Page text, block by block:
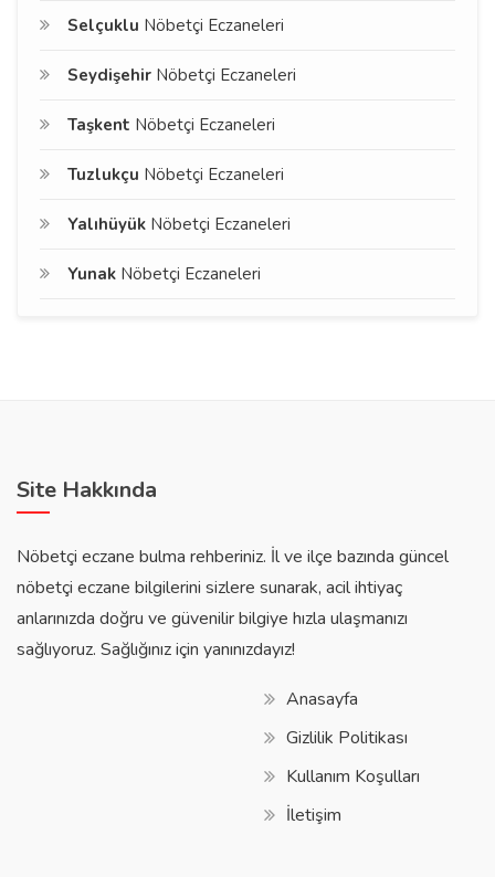
Selçuklu Nöbetçi Eczaneleri
Seydişehir Nöbetçi Eczaneleri
Taşkent Nöbetçi Eczaneleri
Tuzlukçu Nöbetçi Eczaneleri
Yalıhüyük Nöbetçi Eczaneleri
Yunak Nöbetçi Eczaneleri
Site Hakkında
Nöbetçi eczane bulma rehberiniz. İl ve ilçe bazında güncel
nöbetçi eczane bilgilerini sizlere sunarak, acil ihtiyaç
anlarınızda doğru ve güvenilir bilgiye hızla ulaşmanızı
sağlıyoruz. Sağlığınız için yanınızdayız!
Anasayfa
Gizlilik Politikası
Kullanım Koşulları
İletişim